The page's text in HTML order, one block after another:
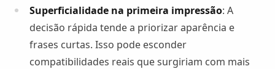
Superficialidade na primeira impressão: A
decisão rápida tende a priorizar aparência e
frases curtas. Isso pode esconder
compatibilidades reais que surgiriam com mais